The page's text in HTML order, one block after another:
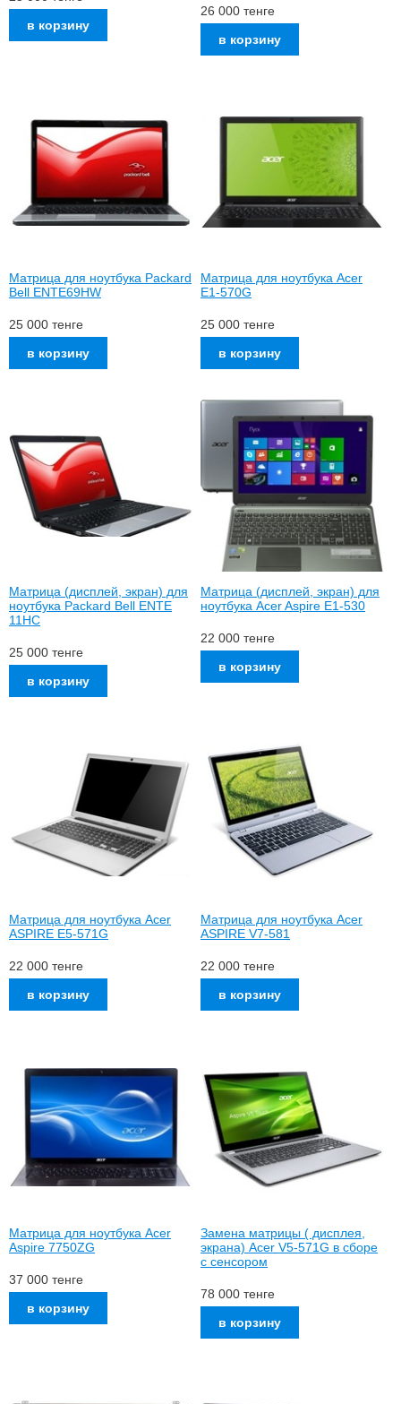
26 000 тенге
Матрица для ноутбука Packard
Bell ENTE69HW
25 000 тенге
Матрица для ноутбука Acer
E1-570G
25 000 тенге
Матрица (дисплей, экран) для
ноутбука Packard Bell ENTE
11HC
25 000 тенге
Матрица (дисплей, экран) для
ноутбука Acer Aspire E1-530
22 000 тенге
Матрица для ноутбука Acer
ASPIRE E5-571G
22 000 тенге
Матрица для ноутбука Acer
ASPIRE V7-581
22 000 тенге
Матрица для ноутбука Acer
Aspire 7750ZG
37 000 тенге
Замена матрицы ( дисплея,
экрана) Acer V5-571G в сборе
с сенсором
78 000 тенге